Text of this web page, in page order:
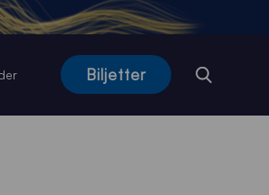
Biljetter